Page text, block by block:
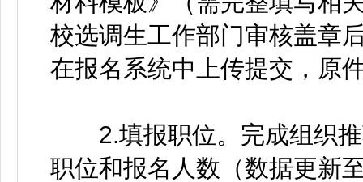
校选调生工作部门审核盖章
在报名系统中上传提交，原
2.填报职位。完成组织推
职位和报名人数（数据更新